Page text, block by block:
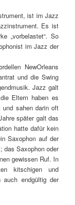
ist im Jazz
Es ist
„vorbelastet“. So
im Jazz der
NewOrleans
und die Swing
Jazz galt
Eltern haben es
und sahen darin oft
später galt das
hatte dafür kein
Saxophon auf der
das Saxophon oder
gewissen Ruf. In
kitschigen und
auch endgültig der